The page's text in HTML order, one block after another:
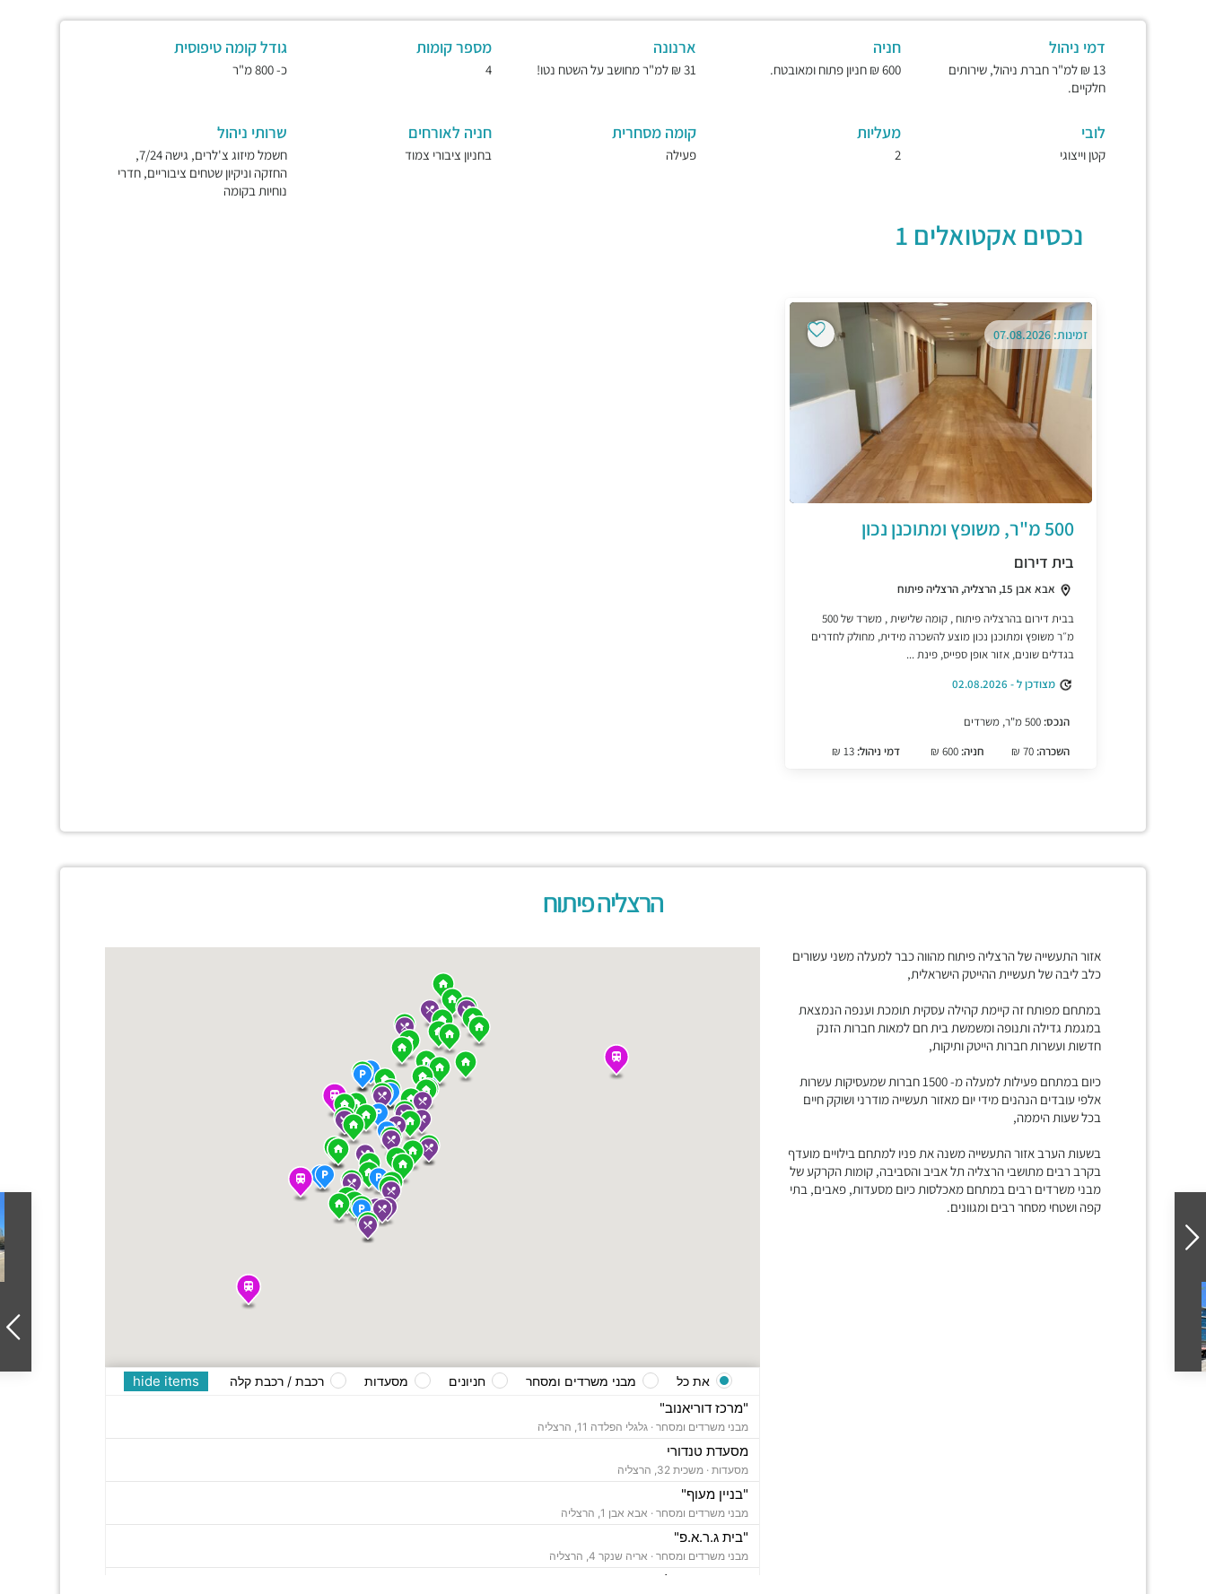
דמי ניהול
13 ₪ למ"ר חברת ניהול, שירותים
חלקיים.
חניה
600 ₪ חניון פתוח ומאובטח.
ארנונה
31 ₪ למ"ר מחושב על השטח נטו!
מספר קומות
4
גודל קומה טיפוסית
כ- 800 מ"ר
לובי
קטן וייצוגי
מעליות
2
קומה מסחרית
פעילה
חניה לאורחים
בחניון ציבורי צמוד
שרותי ניהול
חשמל מיזוג צ'לרים, גישה 7/24,
החזקה וניקיון שטחים ציבוריים, חדרי
נוחיות בקומה
נכסים אקטואלים 1
זמינות: 07.08.2026
500 מ"ר, משופץ ומתוכנן נכון
בית דירום
אבא אבן 15, הרצליה, הרצליה פיתוח
בבית דירום בהרצליה פיתוח , קומה שלישית , משרד של 500
מ״ר משופץ ומתוכנן נכון מוצע להשכרה מידית, מחולק לחדרים
בגדלים שונים, אזור אופן ספייס, פינת ...
מצודכן ל - 02.08.2026
הנכס:
השכרה:
חניה: דמי ניהול: 13 ₪
הרצליה פיתוח
"מרכז דוריאנוב"
מבני משרדים ומסחר · גלגלי הפלדה 11, הרצליה
מסעדת טנדורי
מסעדות · משכית 32, הרצליה
"בניין מעוף"
מבני משרדים ומסחר · אבא אבן 1, הרצליה
"בית ג.ר.א.פ"
מבני משרדים ומסחר · אריה שנקר 4, הרצליה
"בית מור הרצליה"
hide items את כל מבני משרדים ומסחר חניונים מסעדות רכבת / רכבת קלה
אזור התעשייה של הרצליה פיתוח מהווה כבר למעלה משני עשורים
כלב ליבה של תעשיית ההייטק הישראלית,
במתחם מפותח זה קיימת קהילה עסקית תומכת וענפה הנמצאת
במגמת גדילה ותנופה ומשמשת בית חם למאות חברות הזנק
חדשות ועשרות חברות הייטק ותיקות,
כיום במתחם פעילות למעלה מ- 1500 חברות שמעסיקות עשרות
אלפי עובדים הנהנים מידי יום מאזור תעשייה מודרני ושוקק חיים
בכל שעות היממה,
בשעות הערב אזור התעשייה משנה את פניו למתחם בילויים מועדף
בקרב רבים מתושבי הרצליה תל אביב והסביבה, קומות הקרקע של
מבני משרדים רבים במתחם מאכלסות כיום מסעדות, פאבים, בתי
קפה ושטחי מסחר רבים ומגוונים.